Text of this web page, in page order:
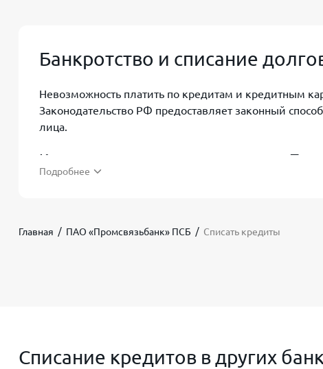
Банкротство и списание
Невозможность платить по кредитам и кредитным
Законодательство РФ предоставляет законный
лица.
Как происходит списание долгов в
Анализ вашей финансовой ситуациии долгов
Подробнее
Главная ПАО «Промсвязьбанк» ПСБ Списать кредиты
Списание кредитов в других